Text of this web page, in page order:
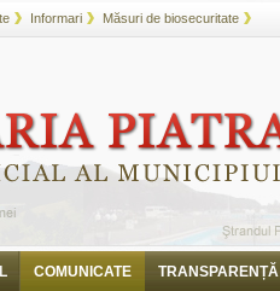
Informari Măsuri de biosecuritate
COMUNICATE TRANSPARENȚĂ